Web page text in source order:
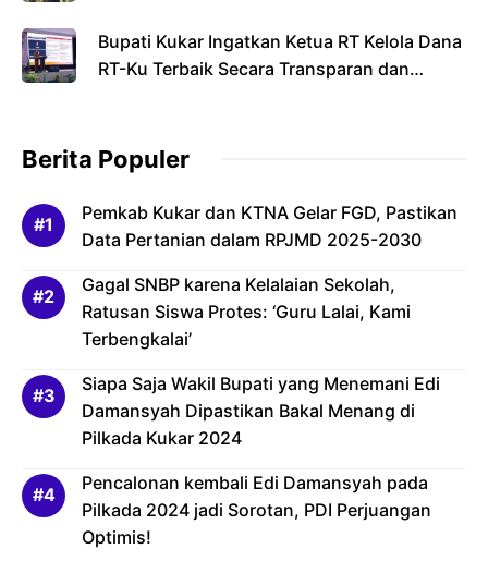
Bupati Kukar Ingatkan Ketua RT Kelola Dana
RT-Ku Terbaik Secara Transparan dan
Berita Populer
Pemkab Kukar dan KTNA Gelar FGD, Pastikan
Data Pertanian dalam RPJMD 2025-2030
Gagal SNBP karena Kelalaian Sekolah,
Ratusan Siswa Protes: ‘Guru Lalai, Kami
Terbengkalai’
Siapa Saja Wakil Bupati yang Menemani Edi
Damansyah Dipastikan Bakal Menang di
Pilkada Kukar 2024
Pencalonan kembali Edi Damansyah pada
Pilkada 2024 jadi Sorotan, PDI Perjuangan
Optimis!